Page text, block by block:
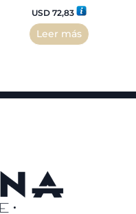
USD 72,83
Leer más